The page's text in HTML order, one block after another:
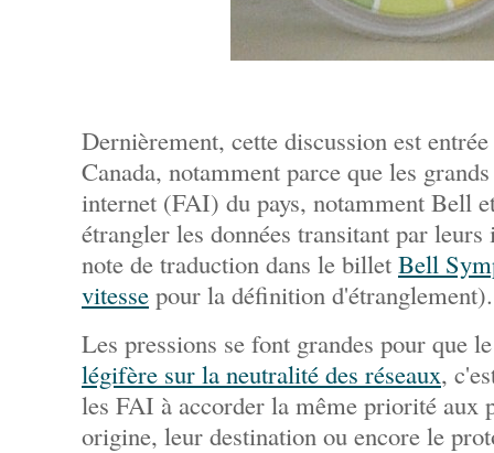
Dernièrement, cette discussion est
Canada, notamment parce que les
internet (FAI) du pays, notamment Bell
étrangler les données transitant par
note de traduction dans le billet Bell
vitesse pour la définition d'étranglement).
Les pressions se font grandes pour que
légifère sur la neutralité des réseaux,
les FAI à accorder la même priorité aux
origine, leur destination ou encore le